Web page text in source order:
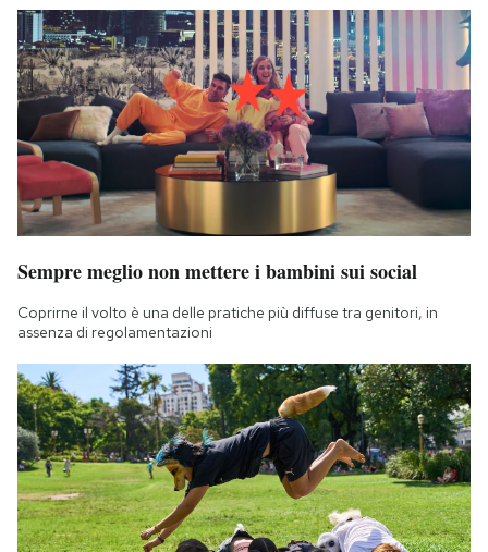
Area Personale
Newsletter
Notifiche mobile
Regala il Post
Hai bisogno di aiuto?
Esci
Sempre meglio non mettere i bambini sui social
Coprirne il volto è una delle pratiche più diffuse tra genitori, in
assenza di regolamentazioni